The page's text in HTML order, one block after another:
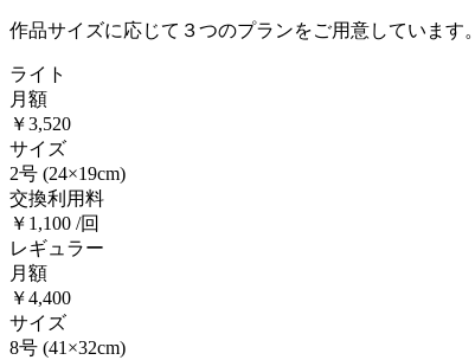
作品サイズに応じて３つのプランをご用意しています。
ライト
月額
￥3,520
サイズ
2号 (24×19cm)
交換利用料
￥1,100 /回
レギュラー
月額
￥4,400
サイズ
8号 (41×32cm)